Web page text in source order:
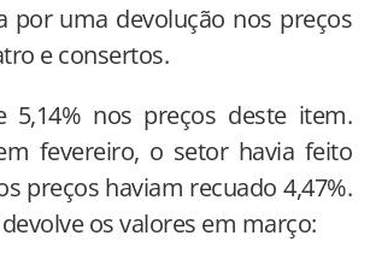
por uma devolução nos preços
e consertos.
5,14% nos preços deste item.
fevereiro, o setor havia feito
preços haviam recuado 4,47%.
os valores em março: